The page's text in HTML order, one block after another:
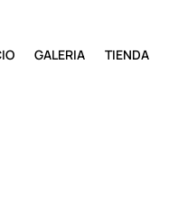
GALERIA TIENDA